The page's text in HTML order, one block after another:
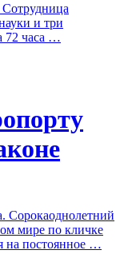
и три
72 часа …
мире по кличке
на постоянное …